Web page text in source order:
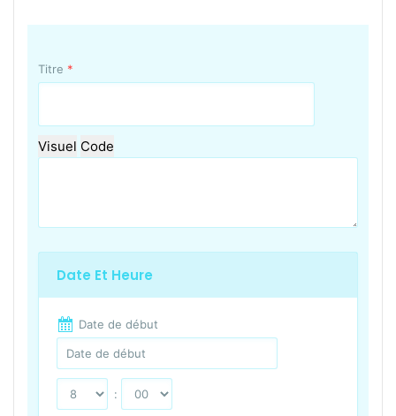
Titre *
Visuel Code
Date Et Heure
Date de début
: